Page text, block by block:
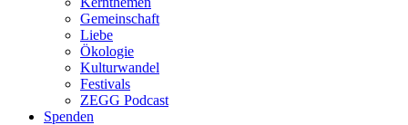
Gemeinschaft
Liebe
Ökologie
Kulturwandel
Festivals
ZEGG Podcast
Spenden